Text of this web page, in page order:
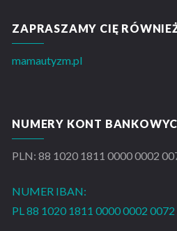
ZAPRASZAMY CIĘ
mamautyzm.pl
NUMERY KONT
PLN: 88 1020 1811 0000 0002
NUMER IBAN:
PL 88 1020 1811 0000 0002